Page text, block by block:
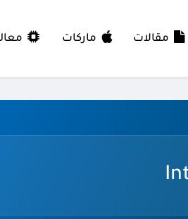
مقالات ماركات